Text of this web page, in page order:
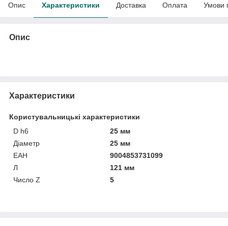
Опис Характеристики Доставка Оплата Умови
Опис
Характеристики
Користувальницькі характеристики
D h6
25 мм
Діаметр
25 мм
ЕАН
9004853731099
Л
121 мм
Число Z
5